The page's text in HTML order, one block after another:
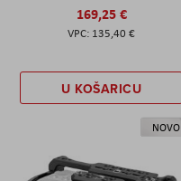
169,25 €
135,40 €
U KOŠARICU
NOVO